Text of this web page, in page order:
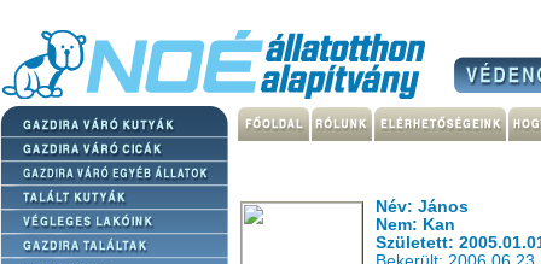
Név: János
Nem: Kan
Született: